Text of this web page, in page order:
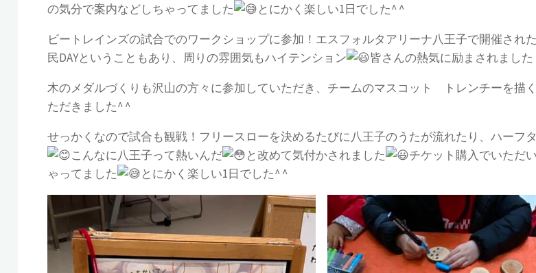
の気分で案内などしちゃってました
とにかく楽しい1日でした^ ^
ビートレインズの試合でのワークショップに参加！エスフォルタアリーナ八王子で開催され
民DAYということもあり、周りの雰囲気もハイテンション
皆さんの熱気に励まされました
木のメダルづくりも沢山の方々に参加していただき、チームのマスコット トレンチーを描
ただきました^ ^
せっかくなので試合も観戦！フリースローを決めるたびに八王子のうたが流れたり、ハーフ
こんなに八王子って熱いんだ
と改めて気付かされました
チケット購入でいただ
ゃってました
とにかく楽しい1日でした^ ^